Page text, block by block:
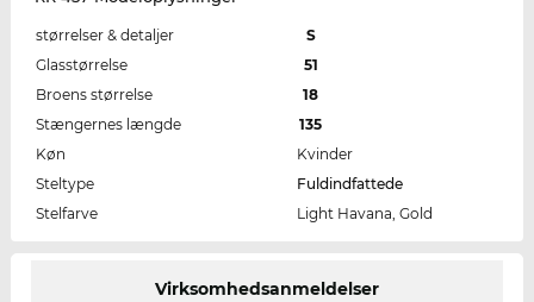
størrelser & detaljer
S
Glasstørrelse
51
Broens størrelse
18
Stængernes længde
135
Køn
Kvinder
Steltype
Fuldindfattede
Stelfarve
Light Havana, Gold
Virksomhedsanmeldelser